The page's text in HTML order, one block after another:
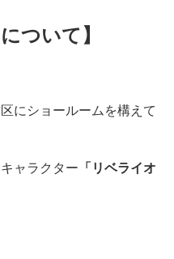
ついて】
にショールームを構えて
ャラクター 「リベライオ